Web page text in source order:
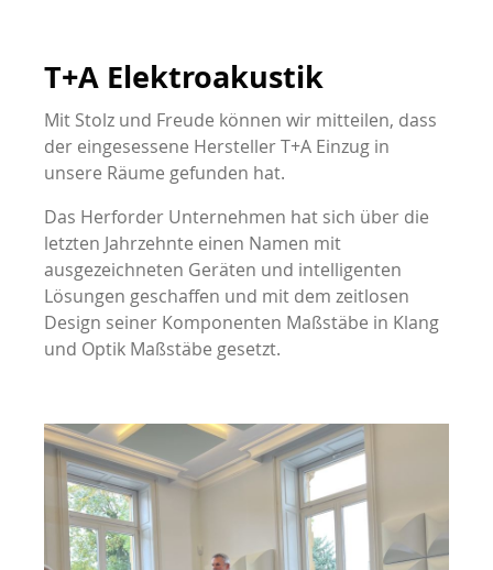
T+A Elektroakustik
Mit Stolz und Freude können wir mitteilen, dass
der eingesessene Hersteller T+A Einzug in
unsere Räume gefunden hat.
Das Herforder Unternehmen hat sich über die
letzten Jahrzehnte einen Namen mit
ausgezeichneten Geräten und intelligenten
Lösungen geschaffen und mit dem zeitlosen
Design seiner Komponenten Maßstäbe in Klang
und Optik Maßstäbe gesetzt.